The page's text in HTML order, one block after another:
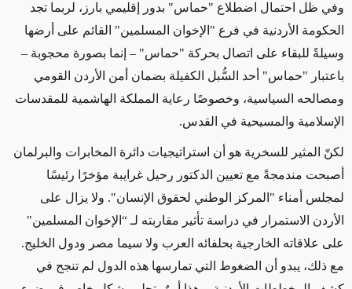
وفي ظل احتمال اضطلاع "حماس" بدور إقليمي بارز، لربما تجد
الحكومة الأردنية في فرع "الإخوان المسلمين" القائم على أرضها
وسيلةً للبقاء على اتصال بحركة "حماس" – إنما بصورة محجوبة –
باعتبار "حماس" أحد السُّبل الكفيلة بضمان أمن الأردن القومي
ومصالحه السياسية، وخصوصًا رعاية المملكة الهاشمية للمقدسات
الإسلامية والمسيحية في القدس.
لكنّ المثير للسخرية هو أن استراتيجيات دائرة المخابرات والبرلمان
أصبحت مندمجةً مع تعيين الدكتور رحيل غرايبة مؤخرًا رئيسًا
لمجلس أمناء "المركز الوطني لحقوق الإنسان". ولا يزال على
الأردن الاستمرار في دراسة تأثير مقاربته لـ “الإخوان المسلمين"
على علاقاته الخارجية بحلفائه العرب ولا سيما مصر ودول الخليج.
مع ذلك، يبدو أن الضغوط التي تمارسها هذه الدول لم تنجح في